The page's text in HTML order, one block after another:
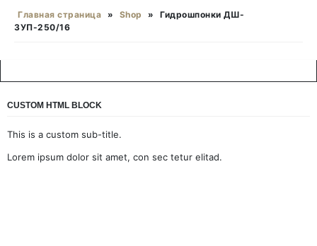
Главная страница » Shop »
Гидрошпонки ДШ-
ЗУП-250/16
CUSTOM HTML BLOCK
This is a custom sub-title.
Lorem ipsum dolor sit amet, con sec tetur elitad.